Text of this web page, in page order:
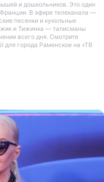
и дошкольников. Это один
В эфире телеканала —
песенки и кукольные
и Тижинка — талисманы
всего дня. Смотрите
для города Раменское на «ТВ